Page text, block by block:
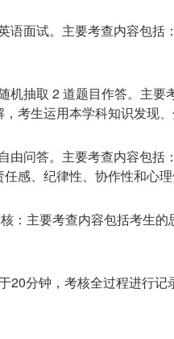
语面试。主要考查内容包
机抽取 2 道题目作答。主
考生运用本学科知识发现
由问答。主要考查内容包
感、纪律性、协作性和心
：主要考查内容包括考生
20分钟，考核全过程进行记